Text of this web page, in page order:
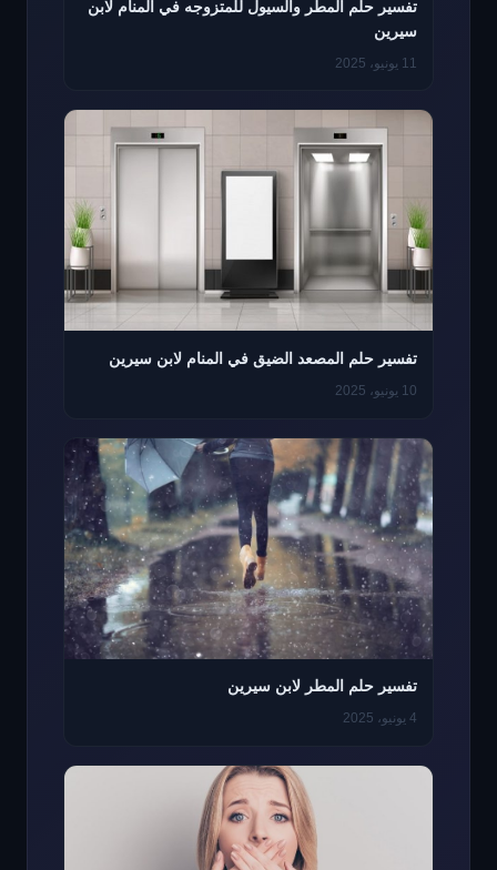
تفسير حلم المطر والسيول للمتزوجه في المنام لابن
سيرين
11 يونيو، 2025
تفسير حلم المصعد الضيق في المنام لابن سيرين
10 يونيو، 2025
تفسير حلم المطر لابن سيرين
4 يونيو، 2025